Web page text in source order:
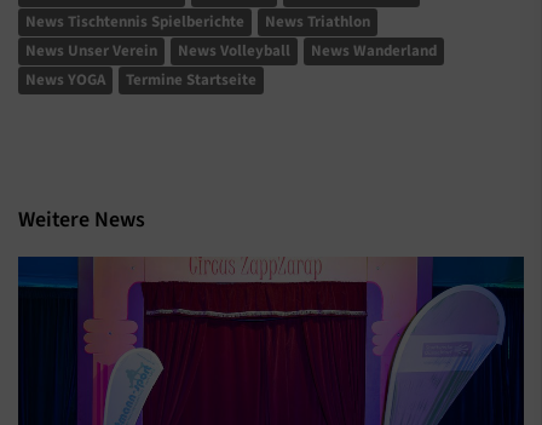
News Tischtennis Spielberichte
News Triathlon
News Unser Verein
News Volleyball
News Wanderland
News YOGA
Termine Startseite
Weitere News